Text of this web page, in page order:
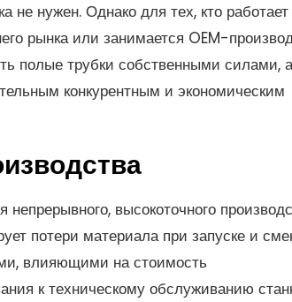
не нужен. Однако для тех, кто
рынка или занимается OEM-
полые трубки собственными силами,
конкурентным и экономическим
высокоточного
потери материала при запуске и
влияющими на стоимость
к техническому обслуживанию